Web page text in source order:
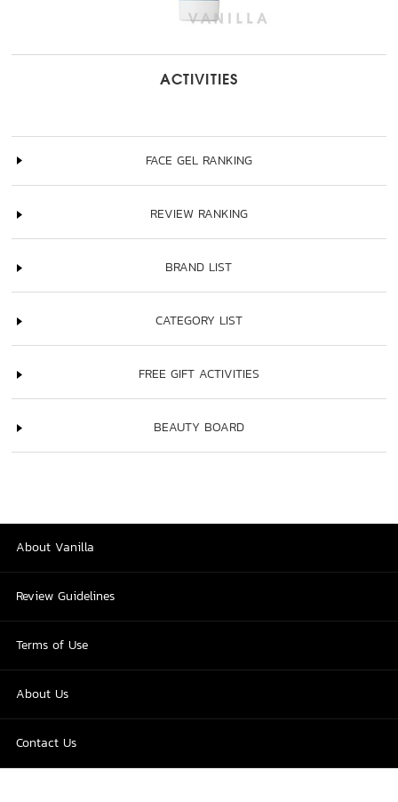
ACTIVITIES
FACE GEL RANKING
REVIEW RANKING
BRAND LIST
CATEGORY LIST
FREE GIFT ACTIVITIES
BEAUTY BOARD
About Vanilla
Review Guidelines
Terms of Use
About Us
Contact Us